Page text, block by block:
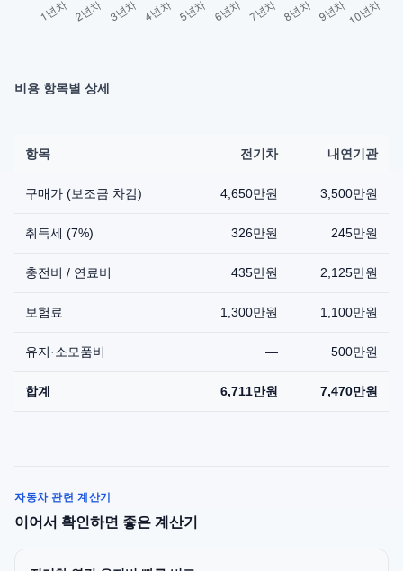
비용 항목별 상세
항목 전기차 내연기관
구매가 (보조금 차감) 4,650만원 3,500만원
취득세 (7%) 326만원 245만원
충전비 / 연료비 435만원 2,125만원
보험료 1,300만원 1,100만원
유지·소모품비 — 500만원
합계 6,711만원 7,470만원
자동차 관련 계산기
이어서 확인하면 좋은 계산기